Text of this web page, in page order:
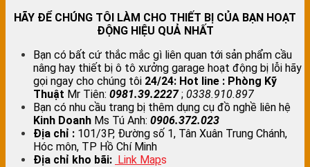
HÃY ĐỂ CHÚNG TÔI LÀM CHO THIẾT BỊ CỦA BẠN HOẠT
ĐỘNG HIỆU QUẢ NHẤT
Bạn có bất cứ thắc mắc gì liên quan tới sản phẩm cầu
nâng hay thiết bị ô tô xưởng garage hoạt động bị lỗi hãy
gọi ngay cho chúng tôi 24/24: Hot line : Phòng Kỹ
Thuật Mr Tiên: 0981.39.2227; 0338.910.897
Bạn có nhu cầu trang bị thêm dụng cụ đồ nghề liên hệ
Kinh Doanh Ms Tú Anh: 0906.372.023
Địa chỉ : 101/3P, Đường số 1, Tân Xuân Trung Chánh,
Hóc môn, TP Hồ Chí Minh
Địa chỉ kho bãi: Link Maps